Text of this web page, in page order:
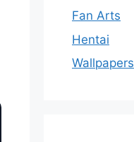
Fan Arts
Hentai
Wallpapers